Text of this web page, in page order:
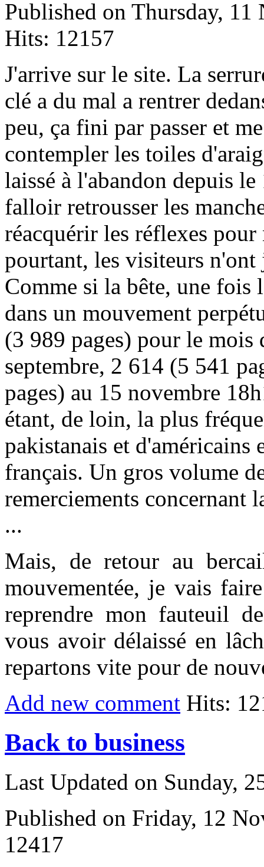
Published on Thursday,
Hits: 12157
J'arrive sur le site. La
clé a du mal a rentrer
peu, ça fini par passer et
contempler les toiles
laissé à l'abandon depuis
falloir retrousser les
réacquérir les réflexes
pourtant, les visiteurs n'ont
Comme si la bête, une fois
dans un mouvement
(3 989 pages) pour le
septembre, 2 614 (5 541
pages) au 15 novembre
étant, de loin, la plus
pakistanais et d'américains
français. Un gros volume
remerciements concernant
...
Mais, de retour au
mouvementée, je vais
reprendre mon fauteuil
vous avoir délaissé en
repartons vite pour de
Add new comment Hits:
Back to business
Last Updated on Sunday,
Published on Friday, 12
12417